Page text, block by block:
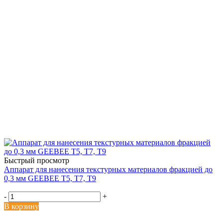
Быстрый просмотр
Аппарат для нанесения текстурных материалов фракцией до
0,3 мм GEEBEE Т5, Т7, T9
-
+
В корзину